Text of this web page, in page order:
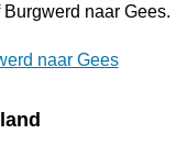
naar Gees.
naar Gees